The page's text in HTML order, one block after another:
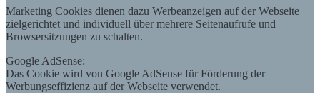
Marketing Cookies dienen dazu Werbeanzeigen auf der Webseite
zielgerichtet und individuell über mehrere Seitenaufrufe und
Browsersitzungen zu schalten.
Google AdSense:
Das Cookie wird von Google AdSense für Förderung der
Werbungseffizienz auf der Webseite verwendet.